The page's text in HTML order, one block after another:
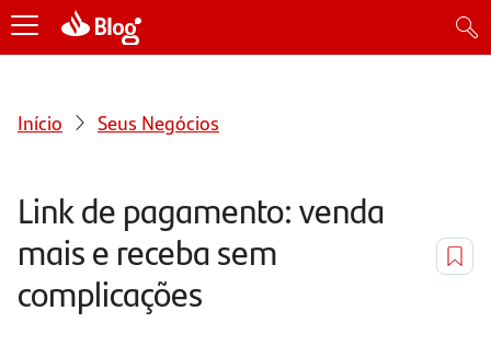
Início Seus Negócios
Link de pagamento: venda
mais e receba sem
complicações